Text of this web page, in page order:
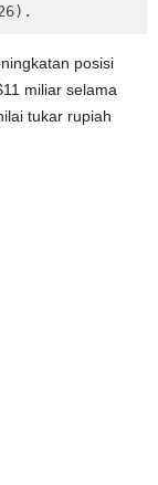
posisi
miliar selama
tukar rupiah